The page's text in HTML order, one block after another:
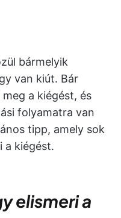
bármelyik
van kiút. Bár
a kiégést, és
folyamatra van
tipp, amely sok
a kiégést.
elismeri a